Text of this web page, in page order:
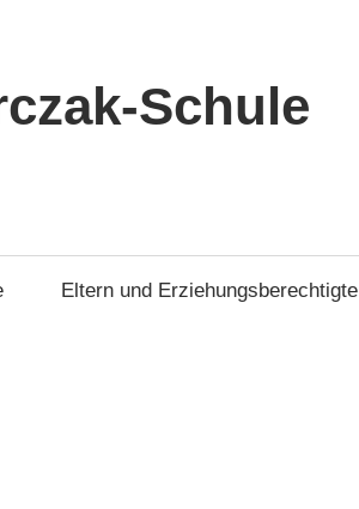
Schule
Eltern und Erziehungsberechtigte